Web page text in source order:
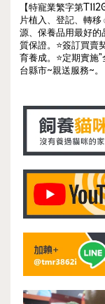
【特寵業繁字第
片植入、登記、轉
源、保養品用最好的
質保證。⭐️簽訂買賣
育養成。⭐️定期實施
台縣市~親送服務~。